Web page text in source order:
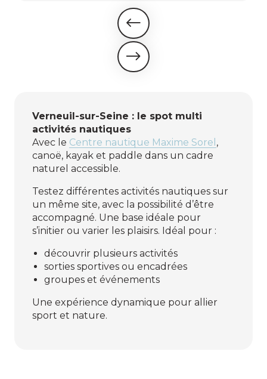
Verneuil-sur-Seine : le spot multi
activités nautiques
Avec le Centre nautique Maxime Sorel ,
canoë, kayak et paddle dans un cadre
naturel accessible.
Testez différentes activités nautiques sur
un même site, avec la possibilité d’être
accompagné. Une base idéale pour
s’initier ou varier les plaisirs. Idéal pour :
découvrir plusieurs activités
sorties sportives ou encadrées
groupes et événements
Une expérience dynamique pour allier
sport et nature.